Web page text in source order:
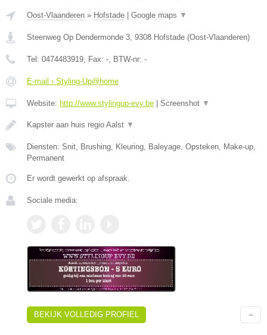
Oost-Vlaanderen » Hofstade | Google maps ▼
Steenweg Op Dendermonde 3 9308 Hofstade (Oost-Vlaanderen)
Tel: 0474483919 , Fax: - , BTW-nr: -
E-mail › Styling-Up@home
Website: http://www.stylingup-evy.be | Screenshot ▼
Kapster aan huis regio Aalst ▼
Diensten: Snit, Brushing, Kleuring, Baleyage, Opsteken, Make-up,
Permanent
Er wordt gewerkt op afspraak.
Sociale media:
BEKIJK VOLLEDIG PROFIEL